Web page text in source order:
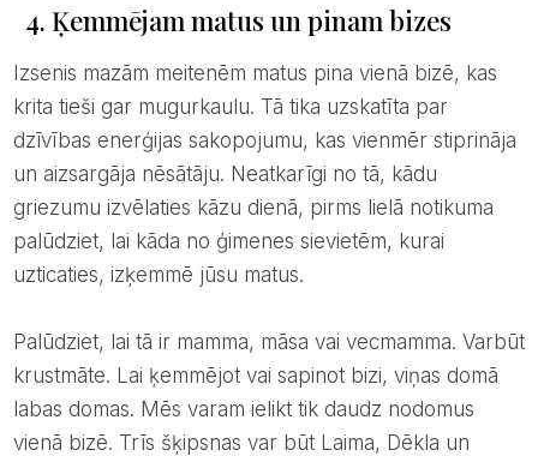
4. Ķemmējam matus un pinam bizes
Izsenis mazām meitenēm matus pina vienā bizē, kas
krita tieši gar mugurkaulu. Tā tika uzskatīta par
dzīvības enerģijas sakopojumu, kas vienmēr stiprināja
un aizsargāja nēsātāju. Neatkarīgi no tā, kādu
griezumu izvēlaties kāzu dienā, pirms lielā notikuma
palūdziet, lai kāda no ģimenes sievietēm, kurai
uzticaties, izķemmē jūsu matus.
Palūdziet, lai tā ir mamma, māsa vai vecmamma. Varbūt
krustmāte. Lai ķemmējot vai sapinot bizi, viņas domā
labas domas. Mēs varam ielikt tik daudz nodomus
vienā bizē. Trīs šķipsnas var būt Laima, Dēkla un